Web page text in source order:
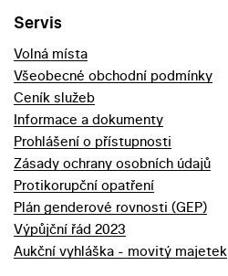
Servis
Volná místa
Všeobecné obchodní podmínky
Ceník služeb
Informace a dokumenty
Prohlášení o přístupnosti
Zásady ochrany osobních údajů
Protikorupční opatření
Plán genderové rovnosti (GEP)
Výpůjční řád 2023
Aukční vyhláška - movitý majetek